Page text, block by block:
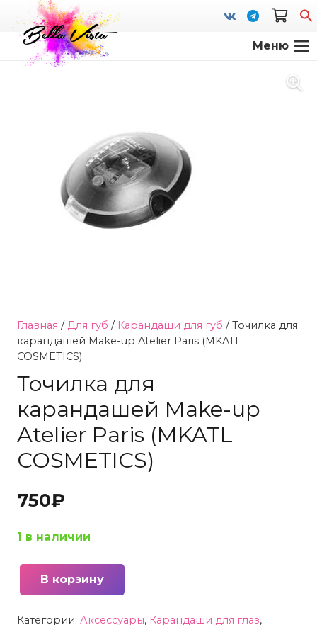
Меню
Главная / Для губ / Карандаши для губ / Точилка для
карандашей Make-up Atelier Paris (MKATL
COSMETICS)
Точилка для
карандашей Make-up
Atelier Paris (MKATL
COSMETICS)
750₽
1 в наличии
Количество
В корзину
Категории: Аксессуары, Карандаши для глаз,